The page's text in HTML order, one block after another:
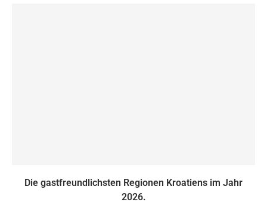
Die gastfreundlichsten Regionen Kroatiens im Jahr
2026.